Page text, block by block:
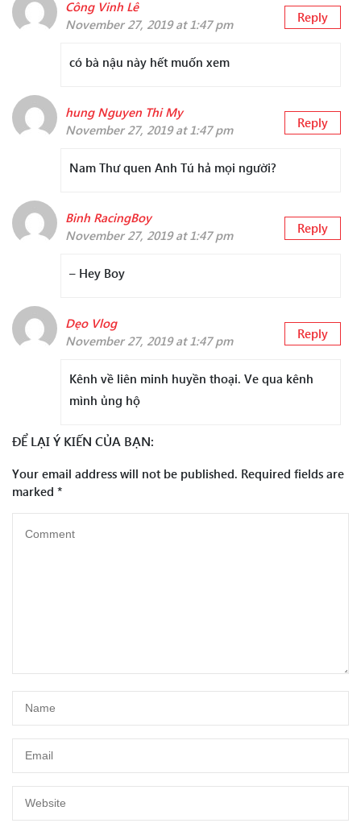
Công Vinh Lê
November 27, 2019 at 1:47 pm
Reply
có bà nậu này hết muốn xem
hung Nguyen Thi My
November 27, 2019 at 1:47 pm
Reply
Nam Thư quen Anh Tú hả mọi người?
Binh RacingBoy
November 27, 2019 at 1:47 pm
Reply
– Hey Boy
Dẹo Vlog
November 27, 2019 at 1:47 pm
Reply
Kênh về liên minh huyền thoại. Ve qua kênh
mình ủng hộ
ĐỂ LẠI Ý KIẾN CỦA BẠN:
Your email address will not be published. Required fields are
marked *